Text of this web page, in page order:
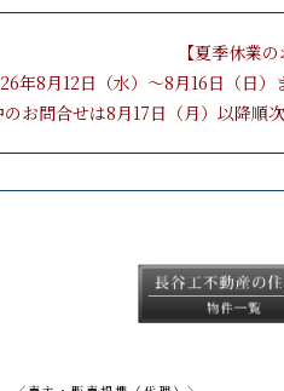
【夏季休業の
年8月12日（水）～8月16日（日）
お問合せは8月17日（月）以降順